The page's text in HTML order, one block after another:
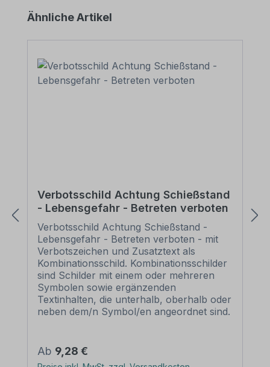
Produktgalerie überspringen
Ähnliche Artikel
Verbotsschild Achtung Schießstand
- Lebensgefahr - Betreten verboten
Verbotsschild Achtung Schießstand -
Lebensgefahr - Betreten verboten - mit
Verbotszeichen und Zusatztext als
Kombinationsschild. Kombinationsschilder
sind Schilder mit einem oder mehreren
Symbolen sowie ergänzenden
Textinhalten, die unterhalb, oberhalb oder
neben dem/n Symbol/en angeordnet sind.
verändern, erfüllen Kombinationsschilder
alle Anforderungen, um eine flexible,
Regulärer Preis:
Ab 9,28 €